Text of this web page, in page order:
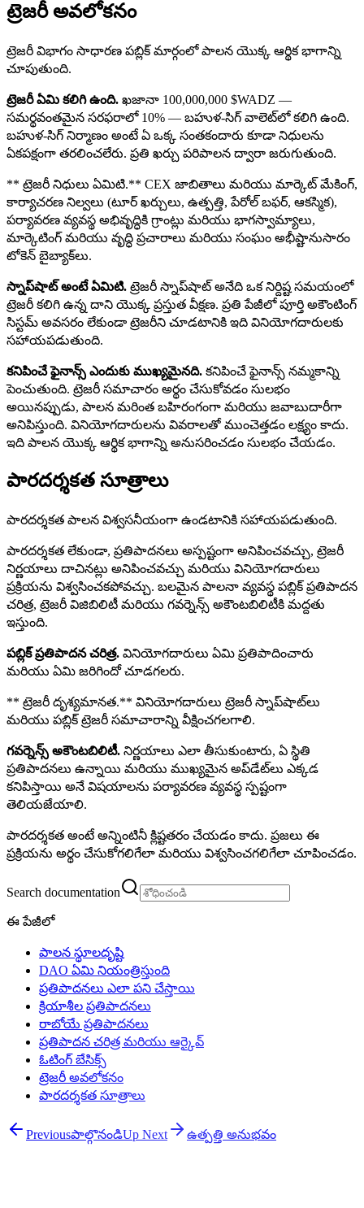
ట్రెజరీ అవలోకనం
ట్రెజరీ విభాగం సాధారణ పబ్లిక్ మార్గంలో పాలన యొక్క ఆర్థిక భాగాన్ని
చూపుతుంది.
ట్రెజరీ ఏమి కలిగి ఉంది. ఖజానా 100,000,000 $WADZ —
సమర్థవంతమైన సరఫరాలో 10% — బహుళ-సిగ్ వాలెట్‌లో కలిగి ఉంది.
బహుళ-సిగ్ నిర్మాణం అంటే ఏ ఒక్క సంతకందారు కూడా నిధులను
ఏకపక్షంగా తరలించలేరు. ప్రతి ఖర్చు పరిపాలన ద్వారా జరుగుతుంది.
** ట్రెజరీ నిధులు ఏమిటి.** CEX జాబితాలు మరియు మార్కెట్ మేకింగ్,
కార్యాచరణ నిల్వలు (టూర్ ఖర్చులు, ఉత్పత్తి, పేరోల్ బఫర్, ఆకస్మిక),
పర్యావరణ వ్యవస్థ అభివృద్ధికి గ్రాంట్లు మరియు భాగస్వామ్యాలు,
మార్కెటింగ్ మరియు వృద్ధి ప్రచారాలు మరియు సంఘం అభీష్టానుసారం
టోకెన్ బైబ్యాక్‌లు.
స్నాప్‌షాట్ అంటే ఏమిటి. ట్రెజరీ స్నాప్‌షాట్ అనేది ఒక నిర్దిష్ట సమయంలో
ట్రెజరీ కలిగి ఉన్న దాని యొక్క ప్రస్తుత వీక్షణ. ప్రతి పేజీలో పూర్తి అకౌంటింగ్
సిస్టమ్ అవసరం లేకుండా ట్రెజరీని చూడటానికి ఇది వినియోగదారులకు
సహాయపడుతుంది.
కనిపించే ఫైనాన్స్ ఎందుకు ముఖ్యమైనది. కనిపించే ఫైనాన్స్ నమ్మకాన్ని
పెంచుతుంది. ట్రెజరీ సమాచారం అర్థం చేసుకోవడం సులభం
అయినప్పుడు, పాలన మరింత బహిరంగంగా మరియు జవాబుదారీగా
అనిపిస్తుంది. వినియోగదారులను వివరాలతో ముంచెత్తడం లక్ష్యం కాదు.
ఇది పాలన యొక్క ఆర్థిక భాగాన్ని అనుసరించడం సులభం చేయడం.
పారదర్శకత సూత్రాలు
పారదర్శకత పాలన విశ్వసనీయంగా ఉండటానికి సహాయపడుతుంది.
పారదర్శకత లేకుండా, ప్రతిపాదనలు అస్పష్టంగా అనిపించవచ్చు, ట్రెజరీ
నిర్ణయాలు దాచినట్లు అనిపించవచ్చు మరియు వినియోగదారులు
ప్రక్రియను విశ్వసించకపోవచ్చు. బలమైన పాలనా వ్యవస్థ పబ్లిక్ ప్రతిపాదన
చరిత్ర, ట్రెజరీ విజిబిలిటీ మరియు గవర్నెన్స్ అకౌంటబిలిటీకి మద్దతు
ఇస్తుంది.
పబ్లిక్ ప్రతిపాదన చరిత్ర. వినియోగదారులు ఏమి ప్రతిపాదించారు
మరియు ఏమి జరిగిందో చూడగలరు.
** ట్రెజరీ దృశ్యమానత.** వినియోగదారులు ట్రెజరీ స్నాప్‌షాట్‌లు
మరియు పబ్లిక్ ట్రెజరీ సమాచారాన్ని వీక్షించగలగాలి.
గవర్నెన్స్ అకౌంటబిలిటీ. నిర్ణయాలు ఎలా తీసుకుంటారు, ఏ స్థితి
ప్రతిపాదనలు ఉన్నాయి మరియు ముఖ్యమైన అప్‌డేట్‌లు ఎక్కడ
కనిపిస్తాయి అనే విషయాలను పర్యావరణ వ్యవస్థ స్పష్టంగా
తెలియజేయాలి.
పారదర్శకత అంటే అన్నింటినీ క్లిష్టతరం చేయడం కాదు. ప్రజలు ఈ
ప్రక్రియను అర్థం చేసుకోగలిగేలా మరియు విశ్వసించగలిగేలా చూపించడం.
Search documentation
ఈ పేజీలో
పాలన స్థూలదృష్టి
DAO ఏమి నియంత్రిస్తుంది
ప్రతిపాదనలు ఎలా పని చేస్తాయి
క్రియాశీల ప్రతిపాదనలు
రాబోయే ప్రతిపాదనలు
ప్రతిపాదన చరిత్ర మరియు ఆర్కైవ్
ఓటింగ్ బేసిక్స్
ట్రెజరీ అవలోకనం
పారదర్శకత సూత్రాలు
Previousపాల్గొనండిUp Next ఉత్పత్తి అనుభవం